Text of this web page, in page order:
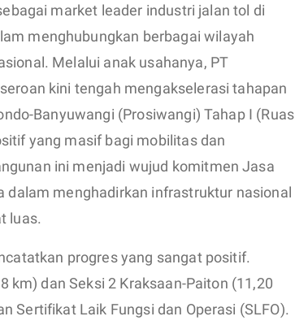
market leader industri jalan tol di
menghubungkan berbagai wilayah
Melalui anak usahanya, PT
kini tengah mengakselerasi tahapan
Banyuwangi (Prosiwangi) Tahap I (Ruas
yang masif bagi mobilitas dan
ini menjadi wujud komitmen Jasa
dalam menghadirkan infrastruktur nasional
luas.
progres yang sangat positif.
km) dan Seksi 2 Kraksaan-Paiton (11,20
Sertifikat Laik Fungsi dan Operasi (SLFO).